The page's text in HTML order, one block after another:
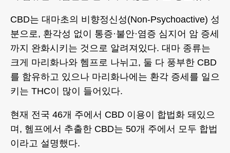
CBD는 대마초의 비향정신성(Non-Psychoactive) 성
분으로, 환각성 없이 통증·불안·염증 심지어 암 증세
까지 완화시키는 것으로 알려져있다. 대마 종류는
크게 마리화나와 헴프로 나뉘고, 둘 다 풍부한 CBD
를 함유하고 있으나 마리화나에는 환각 증세를 일으
키는 THC이 많이 들어있다.
현재 전국 46개 주에서 CBD 이용이 합법화 돼있으
며, 헴프에서 추출한 CBD는 50개 주에서 모두 합법
이라고 설명했다.